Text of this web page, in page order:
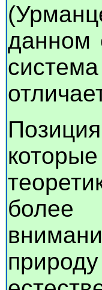
данном
более